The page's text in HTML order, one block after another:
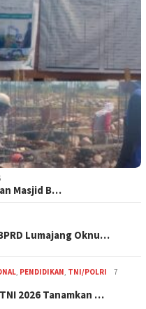
Masjid B…
Lumajang Oknu…
PENDIDIKAN TNI/POLRI
7
2026 Tanamkan …